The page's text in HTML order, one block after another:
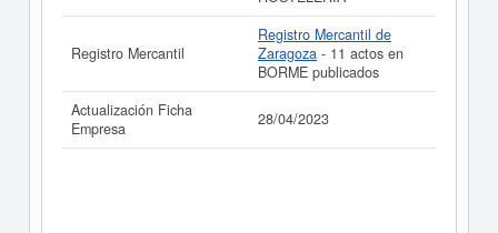
Registro Mercantil
Registro Mercantil de
Zaragoza - 11 actos en
BORME publicados
Actualización Ficha
Empresa
28/04/2023